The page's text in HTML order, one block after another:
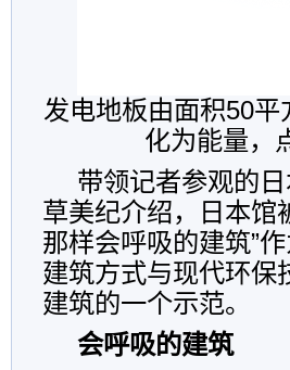
发电地板由面积50平
化为能量，
带领记者参观的
草美纪介绍，日本馆
那样会呼吸的建筑”
建筑方式与现代环保
建筑的一个示范。
会呼吸的建筑